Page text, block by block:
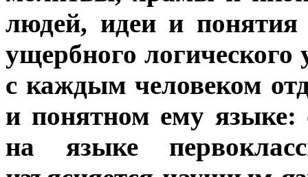
людей, идеи и
ущербного
с каждым человеком
и понятном ему языке:
на языке